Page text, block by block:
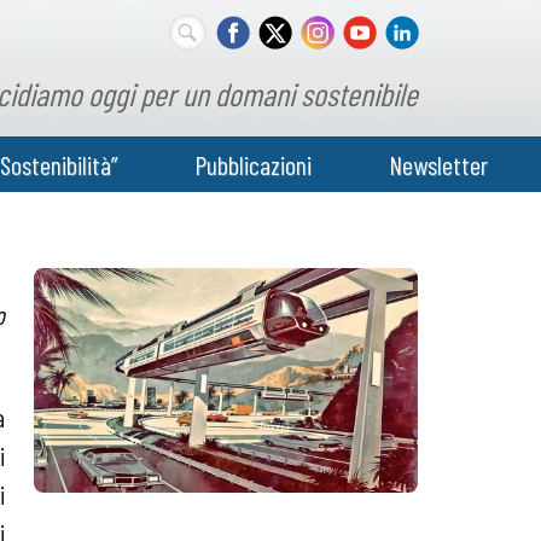
oggi per un domani sostenibile
Pubblicazioni Newsletter